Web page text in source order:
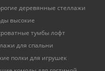
деревянные стеллажи
высокие
тумбы лофт
для спальни
полки для игрушек